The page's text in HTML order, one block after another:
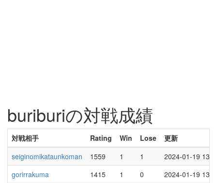
buriburiの対戦成績
対戦相手 Rating Win Lose
更新
seiginomikataunkoman
1559 1 1
2024-01-19
gorirrakuma
1415 1 0
2024-01-19